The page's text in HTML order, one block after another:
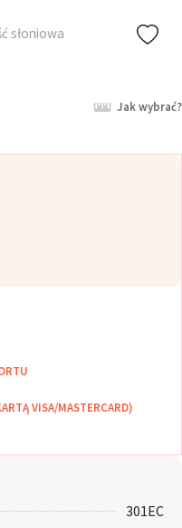
słoniowa
Jak wybrać?
VISA/MASTERCARD)
301EC